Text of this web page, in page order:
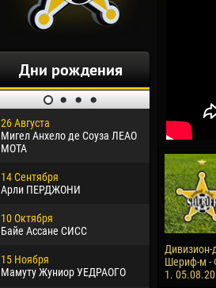
Дни рождения
26 Августа
Мигел Анхело де Соуза ЛЕАО
МОТА
14 Сентября
Арли ПЕРДЖОНИ
10 Октября
Байе Ассане СИСС
15 Ноября
Мамуту Жуниор УЕДРАОГО
30 Января
Дорасо
24 Февраля
Владислав
02 Марта
Вячеслав
09 Марта
Эммануэль
Шериф-м -
1.